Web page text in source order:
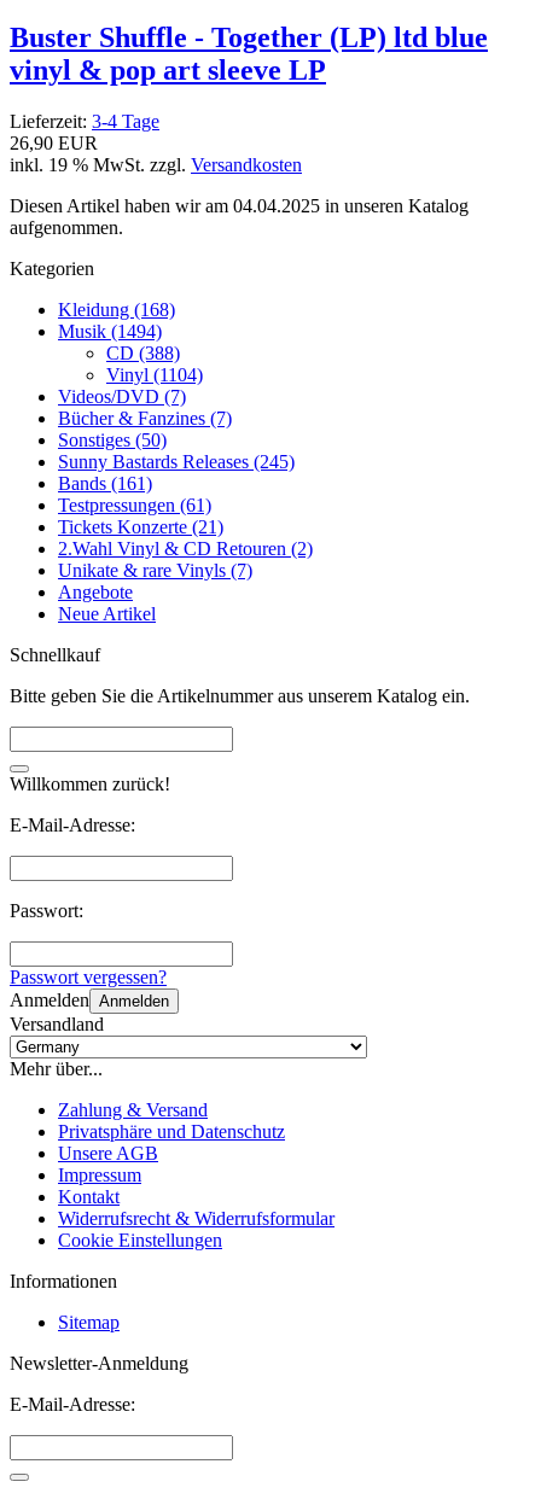
Buster Shuffle - Together (LP) ltd blue
vinyl & pop art sleeve LP
Lieferzeit: 3-4 Tage
26,90 EUR
inkl. 19 % MwSt. zzgl. Versandkosten
Diesen Artikel haben wir am 04.04.2025 in unseren Katalog
aufgenommen.
Kategorien
Kleidung (168)
Musik (1494)
CD (388)
Vinyl (1104)
Videos/DVD (7)
Bücher & Fanzines (7)
Sonstiges (50)
Sunny Bastards Releases (245)
Bands (161)
Testpressungen (61)
Tickets Konzerte (21)
2.Wahl Vinyl & CD Retouren (2)
Unikate & rare Vinyls (7)
Angebote
Neue Artikel
Schnellkauf
Bitte geben Sie die Artikelnummer aus unserem Katalog ein.
Willkommen zurück!
E-Mail-Adresse:
Passwort:
Passwort vergessen?
Anmelden Anmelden
Versandland
Mehr über...
Zahlung & Versand
Privatsphäre und Datenschutz
Unsere AGB
Impressum
Kontakt
Widerrufsrecht & Widerrufsformular
Cookie Einstellungen
Informationen
Sitemap
Newsletter-Anmeldung
E-Mail-Adresse: